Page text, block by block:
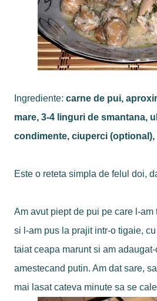
Ingrediente: carne de pui,
mare, 3-4 linguri de smantana,
condimente, ciuperci (optional),
Este o reteta simpla de felul doi,
Am avut piept de pui pe care l-am
si l-am pus la prajit intr-o tigaie,
taiat ceapa marunt si am
amestecand putin. Am dat sare,
mai lasat cateva minute sa se